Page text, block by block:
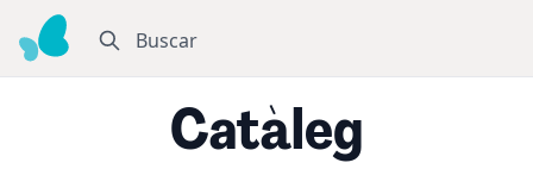
Buscar
Catàleg